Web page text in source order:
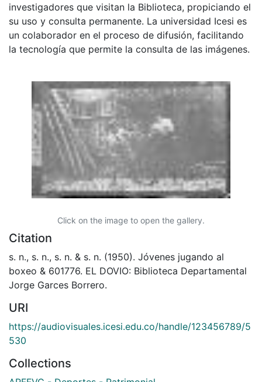
investigadores que visitan la Biblioteca, propiciando el
su uso y consulta permanente. La universidad Icesi es
un colaborador en el proceso de difusión, facilitando
la tecnología que permite la consulta de las imágenes.
Click on the image to open the gallery.
Citation
s. n., s. n., s. n. & s. n. (1950). Jóvenes jugando al
boxeo & 601776. EL DOVIO: Biblioteca Departamental
Jorge Garces Borrero.
URI
https://audiovisuales.icesi.edu.co/handle/123456789/5
530
Collections